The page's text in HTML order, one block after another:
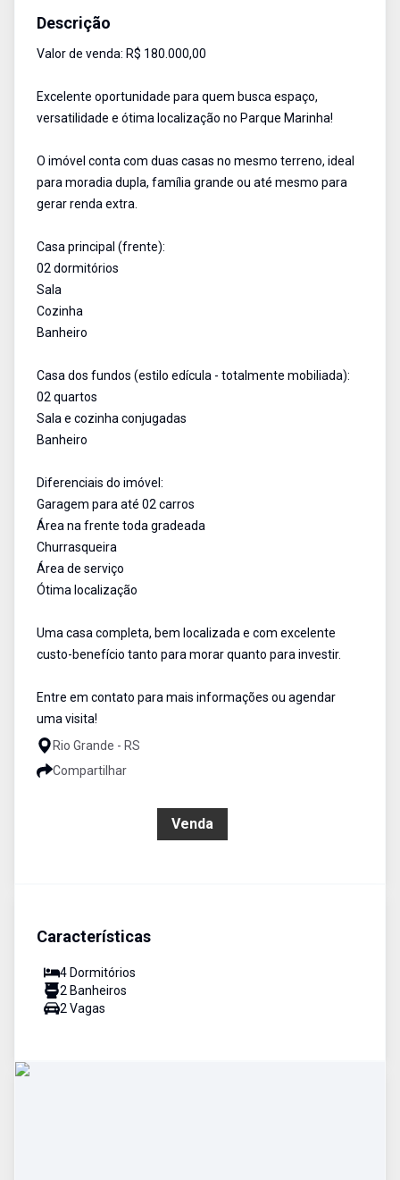
Descrição
Valor de venda: R$ 180.000,00
Excelente oportunidade para quem busca espaço,
versatilidade e ótima localização no Parque Marinha!
O imóvel conta com duas casas no mesmo terreno, ideal
para moradia dupla, família grande ou até mesmo para
gerar renda extra.
Casa principal (frente):
02 dormitórios
Sala
Cozinha
Banheiro
Casa dos fundos (estilo edícula - totalmente mobiliada):
02 quartos
Sala e cozinha conjugadas
Banheiro
Diferenciais do imóvel:
Garagem para até 02 carros
Área na frente toda gradeada
Churrasqueira
Área de serviço
Ótima localização
Uma casa completa, bem localizada e com excelente
custo-benefício tanto para morar quanto para investir.
Entre em contato para mais informações ou agendar
uma visita!
Rio Grande - RS
Compartilhar
Venda
Características
4 Dormitórios
2 Banheiros
2 Vagas